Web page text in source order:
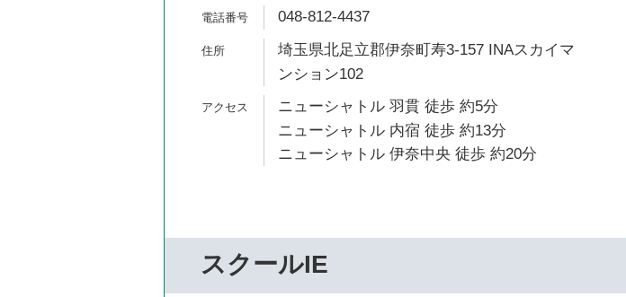
048-812-4437
埼玉県北足立郡伊奈町寿3-157 INAスカイマ
ンション102
ニューシャトル 羽貫 徒歩 約5分
ニューシャトル 内宿 徒歩 約13分
ニューシャトル 伊奈中央 徒歩 約20分
スクールIE